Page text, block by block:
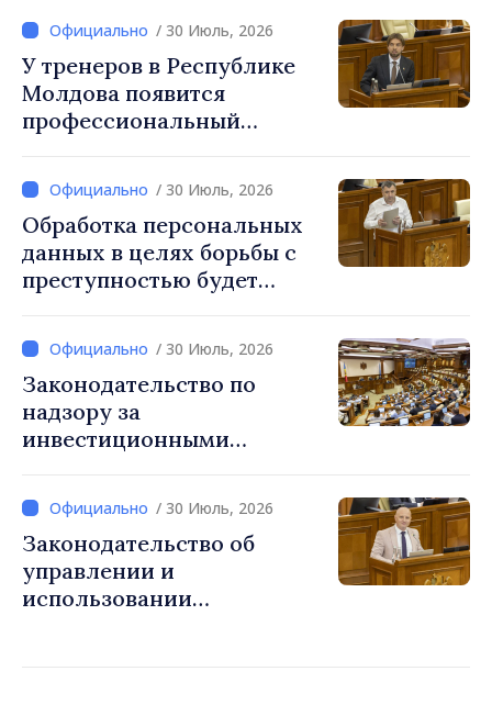
национальную систему
образования/ 30 Июль, 2026
У тренеров в Республике
Молдова появится
профессиональный
отмечаться ежегодно 25
сентября
/ 30 Июль, 2026
Обработка персональных
данных в целях борьбы с
преступностью будет
законом
/ 30 Июль, 2026
Законодательство по
надзору за
инвестиционными
соответствие с нормами ЕС
/ 30 Июль, 2026
Законодательство об
управлении и
использовании